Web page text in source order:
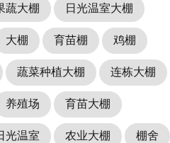
蔬大棚 日光温室大棚
大棚 育苗棚 鸡棚
蔬菜种植大棚 连栋大棚
养殖场 育苗大棚
光温室 农业大棚 棚舍